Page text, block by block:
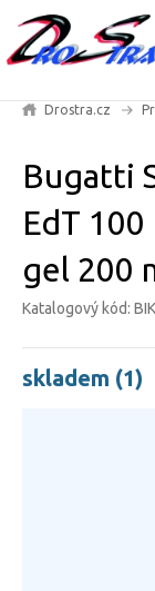
Drostra.cz
Bugatti
EdT
gel 200
Katalogový kód:
skladem (1)